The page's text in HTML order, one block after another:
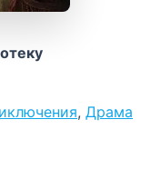
, Драма